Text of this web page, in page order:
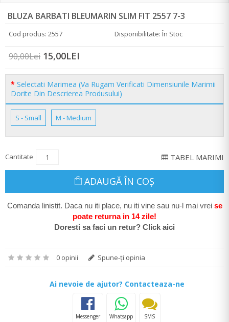
BLUZA BARBATI BLEUMARIN SLIM FIT 2557 7-3
Cod produs: 2557 Disponibilitate: În Stoc
90,00Lei 15,00LEI
Selectati Marimea (Va Rugam Verificati Dimensiunile Marimii
Dorite Din Descrierea Produsului)
S - Small M - Medium
Cantitate TABEL MARIMI
ADAUGĂ ÎN COŞ
Comanda linistit. Daca nu iti place, nu iti vine sau nu-l mai vrei se
poate returna in 14 zile!
Doresti sa faci un retur? Click aici
0 opinii Spune-ţi opinia
Ai nevoie de ajutor? Contacteaza-ne
Messenger Whatsapp SMS